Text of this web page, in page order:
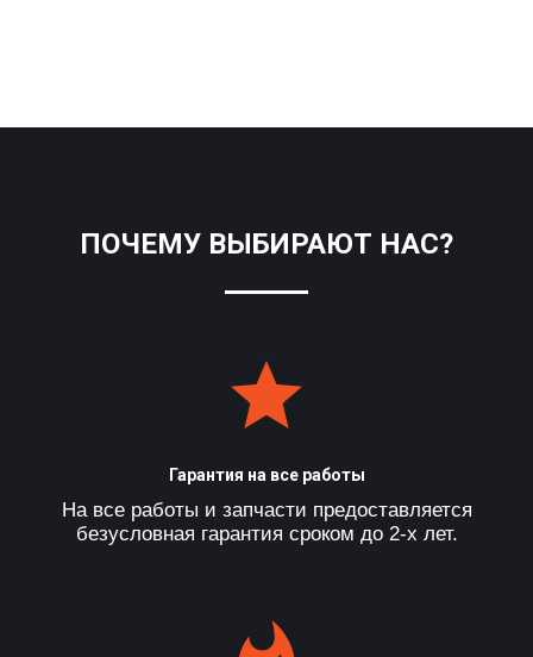
ПОЧЕМУ ВЫБИРАЮТ НАС?
Гарантия на все работы
На все работы и запчасти предоставляется
безусловная гарантия сроком до 2-х лет.